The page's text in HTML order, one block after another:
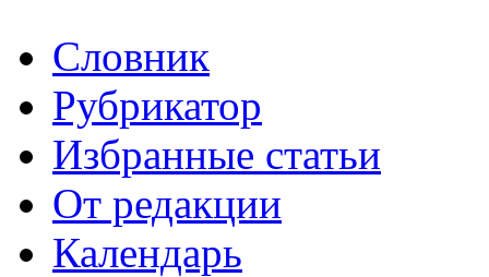
Словник
Рубрикатор
Избранные статьи
От редакции
Календарь